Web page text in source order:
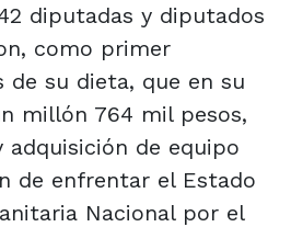
diputadas y diputados
como primer
de su dieta, que en su
millón 764 mil pesos,
de equipo
de enfrentar el Estado
Nacional por el